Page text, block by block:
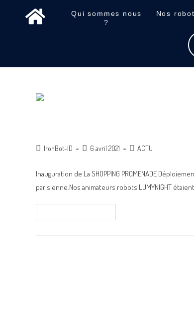
Qui sommes nous
?
Nos
IronBot-ID 6 avril 2021 ACTU
Inauguration de La SHOPPING PROMENADE
parisienne.Nos animateurs robots LUMYNIGHT